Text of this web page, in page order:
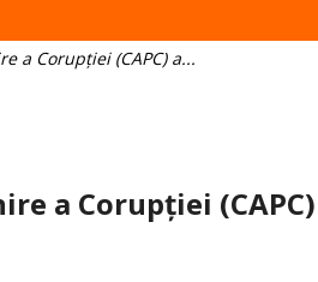
a Corupției (CAPC) a...
a Corupției